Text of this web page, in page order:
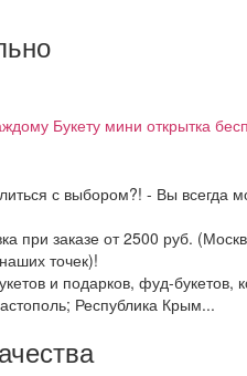
Букету мини открытка
с выбором?! - Вы всегда
при заказе от 2500 руб.
точек)!
и подарков, фуд-
Республика Крым...